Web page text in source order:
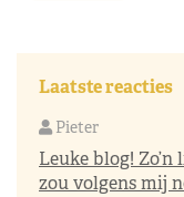
Laatste reacties
Pieter
Leuke blog! Zo’n
zou volgens mij